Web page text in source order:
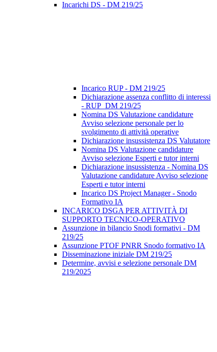
Incarichi DS - DM 219/25
Incarico RUP - DM 219/25
Dichiarazione assenza conflitto di interessi
- RUP_DM 219/25
Nomina DS Valutazione candidature
Avviso selezione personale per lo
svolgimento di attività operative
Dichiarazione insussistenza DS Valutatore
Nomina DS Valutazione candidature
Avviso selezione Esperti e tutor interni
Dichiarazione insussistenza - Nomina DS
Valutazione candidature Avviso selezione
Esperti e tutor interni
Incarico DS Project Manager - Snodo
Formativo IA
INCARICO DSGA PER ATTIVITÀ DI
SUPPORTO TECNICO-OPERATIVO
Assunzione in bilancio Snodi formativi - DM
219/25
Assunzione PTOF PNRR Snodo formativo IA
Disseminazione iniziale DM 219/25
Determine, avvisi e selezione personale DM
219/2025